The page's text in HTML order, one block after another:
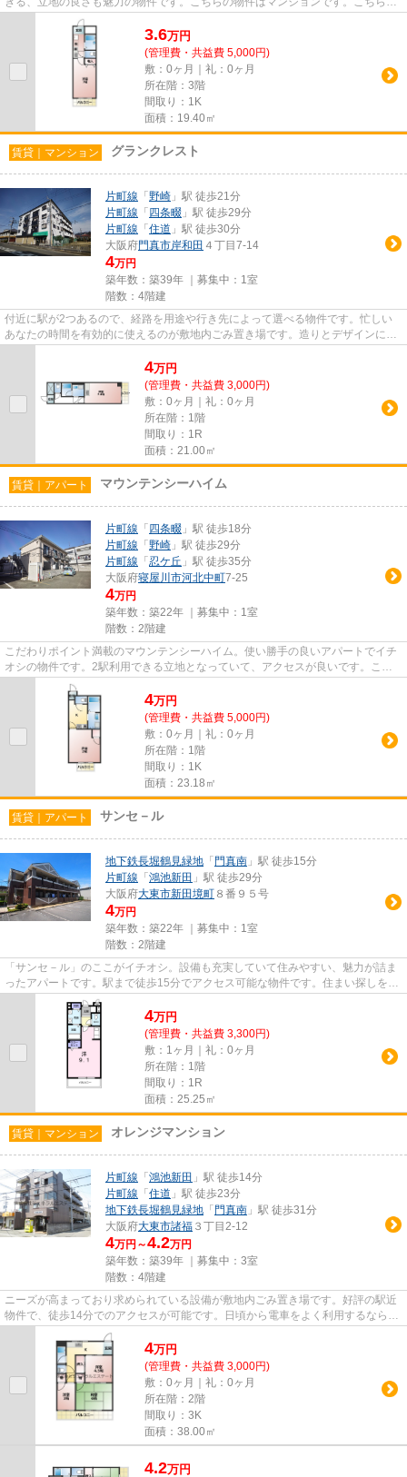
エレベーター付きの物件です。...
3.6万円
(管理費・共益費 5,000円)
敷：0ヶ月｜礼：0ヶ月
所在階：3階
間取り：1K
面積：19.40㎡
賃貸｜マンション グランクレスト
片町線 「 野崎 」駅 徒歩21分
片町線 「 四条畷 」駅 徒歩29分
片町線 「 住道 」駅 徒歩30分
大阪府門真市岸和田 ４丁目7-14
4万円
築年数：築39年 ｜募集中： 1室
階数：4階建
付近に駅が2つあるので、経路を用途や行き先によって選べる物件です。忙しい
あなたの時間を有効的に使えるのが敷地内ごみ置き場です。造りとデザインに関
4万円
(管理費・共益費 3,000円)
敷：0ヶ月｜礼：0ヶ月
所在階：1階
間取り：1R
面積：21.00㎡
賃貸｜アパート マウンテンシーハイム
片町線 「 四条畷 」駅 徒歩18分
片町線 「 野崎 」駅 徒歩29分
片町線 「 忍ケ丘 」駅 徒歩35分
大阪府寝屋川市河北中町7-25
4万円
築年数：築22年 ｜募集中： 1室
階数：2階建
こだわりポイント満載のマウンテンシーハイム。使い勝手の良いアパートでイチ
オシの物件です。2駅利用できる立地となっていて、アクセスが良いです。こち
らは初期費用をカードでお支払...
4万円
(管理費・共益費 5,000円)
敷：0ヶ月｜礼：0ヶ月
所在階：1階
間取り：1K
面積：23.18㎡
賃貸｜アパート サンセ－ル
地下鉄長堀鶴見緑地 「 門真南 」駅 徒歩15分
片町線 「 鴻池新田 」駅 徒歩29分
大阪府大東市新田境町 ８番９５号
4万円
築年数：築22年 ｜募集中： 1室
階数：2階建
「サンセ－ル」のここがイチオシ。設備も充実していて住みやすい、魅力が詰ま
ったアパートです。駅まで徒歩15分でアクセス可能な物件です。住まい探しをす
るなら、ぜひ当社にお任せ下...
4万円
(管理費・共益費 3,300円)
敷：1ヶ月｜礼：0ヶ月
所在階：1階
間取り：1R
面積：25.25㎡
賃貸｜マンション オレンジマンション
片町線 「 鴻池新田 」駅 徒歩14分
片町線 「 住道 」駅 徒歩23分
地下鉄長堀鶴見緑地 「 門真南 」駅 徒歩31分
大阪府大東市諸福 ３丁目2-12
4万円～4.2万円
築年数：築39年 ｜募集中： 3室
階数：4階建
ニーズが高まっており求められている設備が敷地内ごみ置き場です。好評の駅近
物件で、徒歩14分でのアクセスが可能です。日頃から電車をよく利用するなら2
駅利用可能な物件はいかがでし...
4万円
(管理費・共益費 3,000円)
敷：0ヶ月｜礼：0ヶ月
所在階：2階
間取り：3K
面積：38.00㎡
4.2万円